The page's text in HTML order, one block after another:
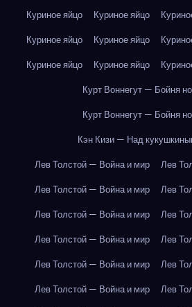
Куриное яйцо
Куриное яйцо
Куриное яйцо
Куриное яйцо
Куриное яйцо
Куриное яйцо
Курт Воннегут — Бойня
Курт Воннегут — Бойня
Кэн Кизи — Над
Лев Толстой — Война и мир
Лев
Лев Толстой — Война и мир
Лев
Лев Толстой — Война и мир
Лев
Лев Толстой — Война и мир
Лев
Лев Толстой — Война и мир
Лев
Лев Толстой — Война и мир
Лев